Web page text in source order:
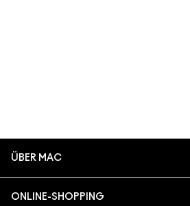
ÜBER MAC
UNSERE ARTISTS
ONLINE-SHOPPING